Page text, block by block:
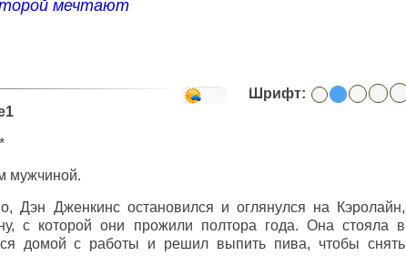
мечтают
Шрифт:
мужчиной.
Дэн Дженкинс остановился и оглянулся на Кэролайн,
с которой они прожили полтора года. Она стояла в
домой с работы и решил выпить пива, чтобы снять